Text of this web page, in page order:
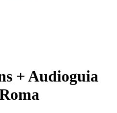
+ Audioguia